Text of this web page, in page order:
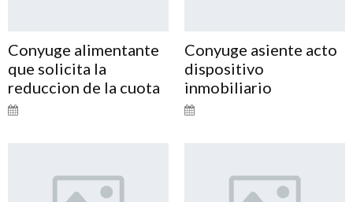
Conyuge alimentante
que solicita la
reduccion de la cuota
Conyuge asiente acto
dispositivo
inmobiliario